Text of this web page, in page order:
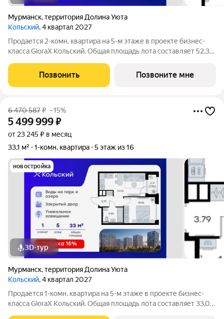
Мурманск,территория Долина Уюта
Кольский, 4 квартал 2027
Продается 2-комн. квартира на 5-м этаже в проекте бизнес-
класса GloraX Кольский. Общая площадь лота составляет 52,33
под кухонную зону. Номер квартиры - 637. Старт продаж!
Преимущества
Позвонить Позвоните мне
6 470 587₽ –15%
5 499 999₽
от 23 245 ₽ в месяц
33,1 м²
1-комн. квартира 5 этаж из 16
новостройка
3D-тур
Мурманск,территория Долина Уюта
Кольский, 4 квартал 2027
Продается 1-комн. квартира на 5-м этаже в проекте бизнес-
класса GloraX Кольский. Общая площадь лота составляет 33,07